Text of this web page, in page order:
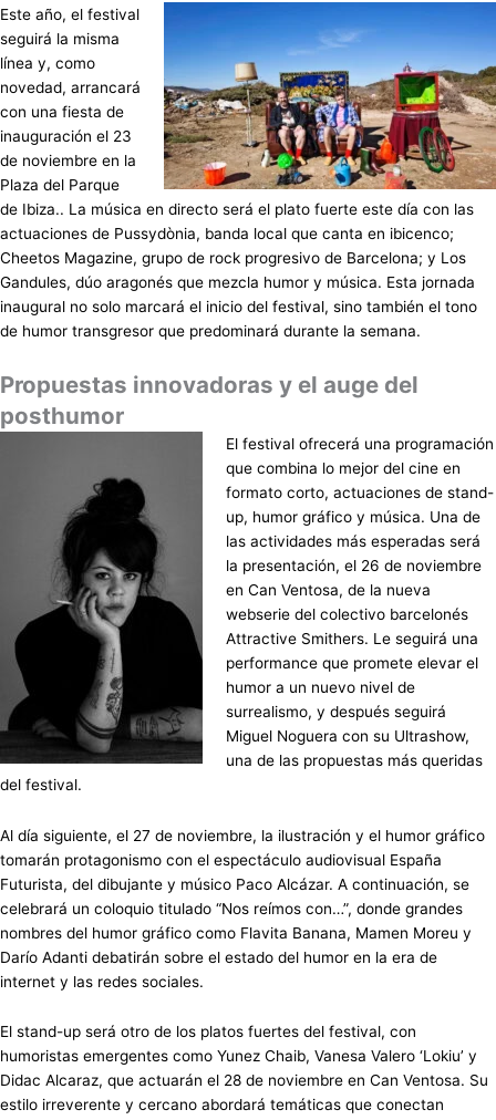
Este año, el festival
seguirá la misma
línea y, como
novedad, arrancará
con una fiesta de
inauguración el 23
de noviembre en la
Plaza del Parque
de Ibiza.. La música en directo será el plato fuerte este día con las
actuaciones de Pussydònia, banda local que canta en ibicenco;
Cheetos Magazine, grupo de rock progresivo de Barcelona; y Los
Gandules, dúo aragonés que mezcla humor y música. Esta jornada
inaugural no solo marcará el inicio del festival, sino también el tono
de humor transgresor que predominará durante la semana.
Propuestas innovadoras y el auge del
posthumor
El festival ofrecerá una programación
que combina lo mejor del cine en
formato corto, actuaciones de stand-
up, humor gráfico y música. Una de
las actividades más esperadas será
la presentación, el 26 de noviembre
en Can Ventosa, de la nueva
webserie del colectivo barcelonés
Attractive Smithers. Le seguirá una
performance que promete elevar el
humor a un nuevo nivel de
surrealismo, y después seguirá
Miguel Noguera con su Ultrashow,
una de las propuestas más queridas
del festival.
Al día siguiente, el 27 de noviembre, la ilustración y el humor gráfico
tomarán protagonismo con el espectáculo audiovisual España
Futurista, del dibujante y músico Paco Alcázar. A continuación, se
celebrará un coloquio titulado “Nos reímos con…”, donde grandes
nombres del humor gráfico como Flavita Banana, Mamen Moreu y
Darío Adanti debatirán sobre el estado del humor en la era de
internet y las redes sociales.
El stand-up será otro de los platos fuertes del festival, con
humoristas emergentes como Yunez Chaib, Vanesa Valero ‘Lokiu’ y
Didac Alcaraz, que actuarán el 28 de noviembre en Can Ventosa. Su
estilo irreverente y cercano abordará temáticas que conectan